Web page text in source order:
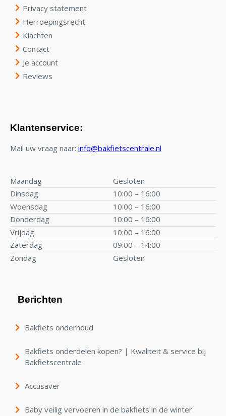
Privacy statement
Herroepingsrecht
Klachten
Contact
Je account
Reviews
Klantenservice:
Mail uw vraag naar: info@bakfietscentrale.nl
Maandag
Gesloten
Dinsdag
10:00 – 16:00
Woensdag
10:00 – 16:00
Donderdag
10:00 – 16:00
Vrijdag
10:00 – 16:00
Zaterdag
09:00 – 14:00
Zondag
Gesloten
Berichten
Bakfiets onderhoud
Bakfiets onderdelen kopen? | Kwaliteit & service bij
Bakfietscentrale
Accusaver
Baby veilig vervoeren in de bakfiets in de winter